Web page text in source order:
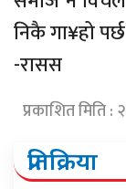
निकै गा¥हो
-रासस
प्रकाशित मिति
प्रतिक्रिया